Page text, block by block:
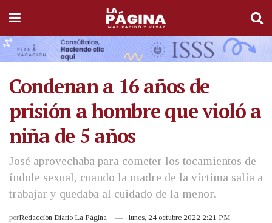
Condenan a 16 años de
prisión a hombre que violó a
niña de 5 años
José aprovechaba para cometer los tocamientos de
índole sexual, cuando la madre de la víctima salía a
trabajar y quedaba al cuidado de la menor.
porRedacción Diario La Página lunes, 24 octubre 2022 2:21 PM